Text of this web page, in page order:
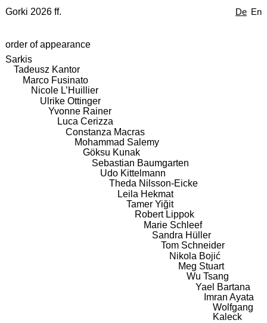
De En
Gorki 2026 ff.
order of appearance
Sarkis
Tadeusz Kantor
Marco Fusinato
Nicole L’Huillier
Ulrike Ottinger
Yvonne Rainer
Luca Cerizza
Constanza Macras
Mohammad Salemy
Göksu Kunak
Sebastian Baumgarten
Udo Kittelmann
Theda Nilsson-Eicke
Leila Hekmat
Tamer Yiğit
Robert Lippok
Marie Schleef
Sandra Hüller
Tom Schneider
Nikola Bojić
Meg Stuart
Wu Tsang
Yael Bartana
Imran Ayata
Wolfgang
Kaleck